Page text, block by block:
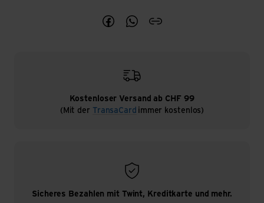
Kostenloser Versand ab CHF 99
(Mit der TransaCard immer kostenlos)
Sicheres Bezahlen mit Twint, Kreditkarte und mehr.